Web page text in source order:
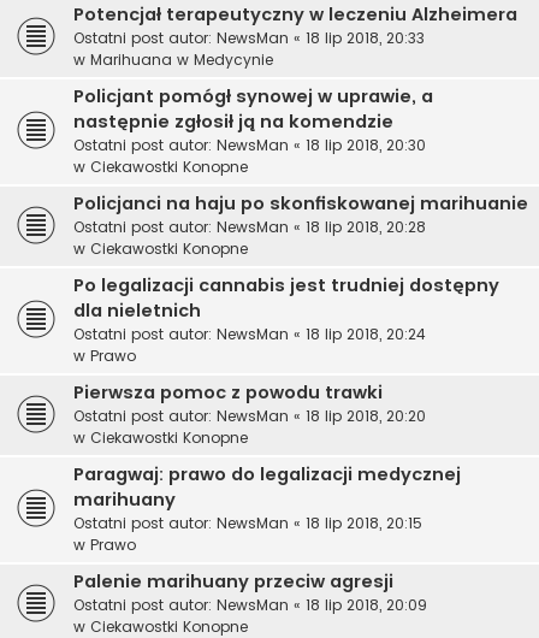
Potencjał terapeutyczny w leczeniu Alzheimera
Ostatni post autor: NewsMan « 18 lip 2018, 20:33
w Marihuana w Medycynie
Policjant pomógł synowej w uprawie, a
następnie zgłosił ją na komendzie
Ostatni post autor: NewsMan « 18 lip 2018, 20:30
w Ciekawostki Konopne
Policjanci na haju po skonfiskowanej marihuanie
Ostatni post autor: NewsMan « 18 lip 2018, 20:28
w Ciekawostki Konopne
Po legalizacji cannabis jest trudniej dostępny
dla nieletnich
Ostatni post autor: NewsMan « 18 lip 2018, 20:24
w Prawo
Pierwsza pomoc z powodu trawki
Ostatni post autor: NewsMan « 18 lip 2018, 20:20
w Ciekawostki Konopne
Paragwaj: prawo do legalizacji medycznej
marihuany
Ostatni post autor: NewsMan « 18 lip 2018, 20:15
w Prawo
Palenie marihuany przeciw agresji
Ostatni post autor: NewsMan « 18 lip 2018, 20:09
w Ciekawostki Konopne